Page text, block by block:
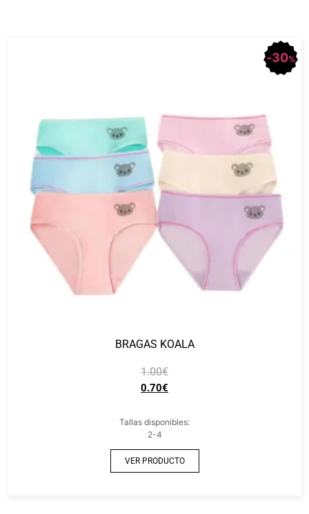
30%
BRAGAS KOALA
1.00€
0.70€
Tallas disponibles:
2-4
VER PRODUCTO